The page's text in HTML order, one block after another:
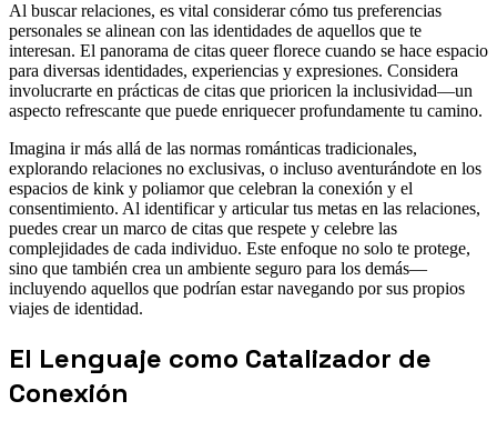
Al buscar relaciones, es vital considerar cómo tus preferencias
personales se alinean con las identidades de aquellos que te
interesan. El panorama de citas queer florece cuando se hace espacio
para diversas identidades, experiencias y expresiones. Considera
involucrarte en prácticas de citas que prioricen la inclusividad—un
aspecto refrescante que puede enriquecer profundamente tu camino.
Imagina ir más allá de las normas románticas tradicionales,
explorando relaciones no exclusivas, o incluso aventurándote en los
espacios de kink y poliamor que celebran la conexión y el
consentimiento. Al identificar y articular tus metas en las relaciones,
puedes crear un marco de citas que respete y celebre las
complejidades de cada individuo. Este enfoque no solo te protege,
sino que también crea un ambiente seguro para los demás—
incluyendo aquellos que podrían estar navegando por sus propios
viajes de identidad.
El Lenguaje como Catalizador de
Conexión